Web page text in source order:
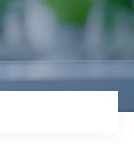
施工実績
のお客様へ
くある質問